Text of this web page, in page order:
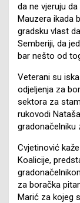
da ne vjeruju
Mauzera ikada
gradsku vlast
Semberiji, da
bar nešto od
Veterani su
odjeljenja za
sektora za
rukovodi
gradonačelniku
Cvjetinović
Koalicije,
za boračka
Marić za kojeg